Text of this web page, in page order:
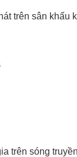
trên sân khấu
trên sóng